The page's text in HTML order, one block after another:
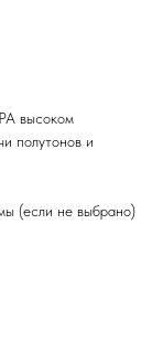
высоком
полутонов и
(если не выбрано)